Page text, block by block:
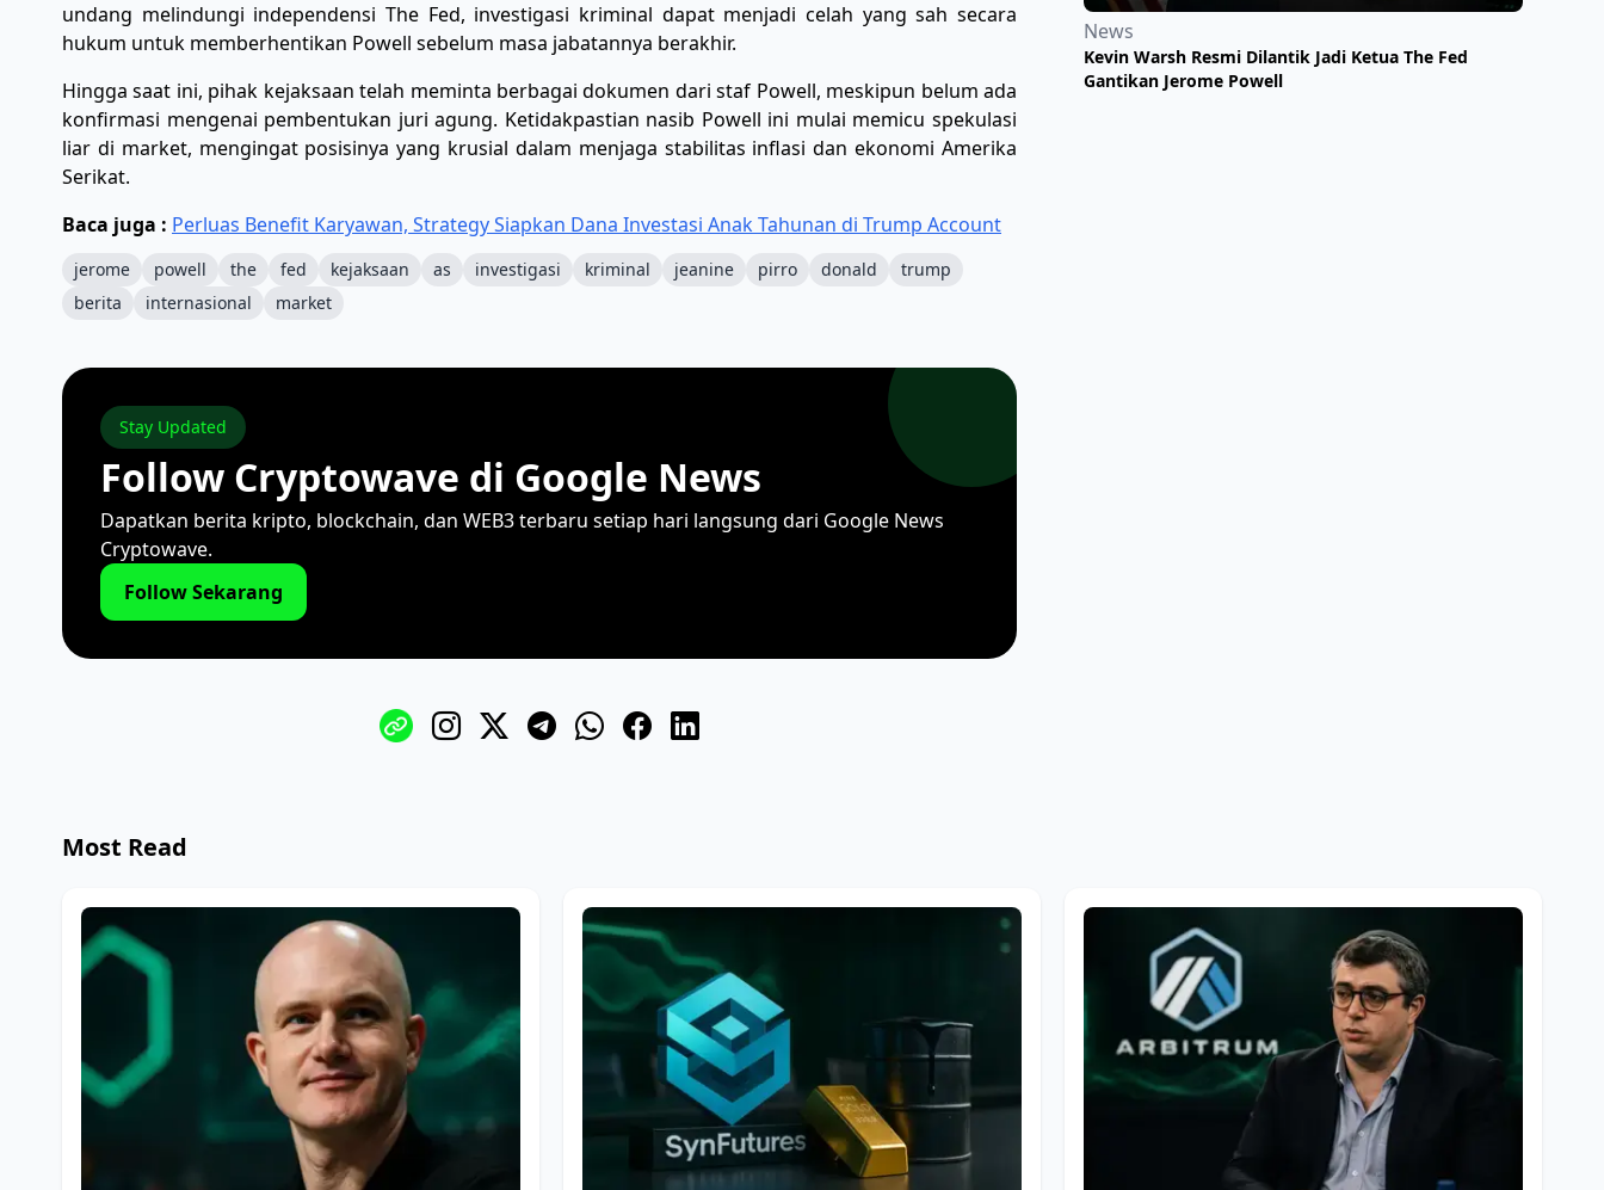
undang melindungi independensi The Fed, investigasi kriminal dapat menjadi celah yang sah secara
hukum untuk memberhentikan Powell sebelum masa jabatannya berakhir.
​Hingga saat ini, pihak kejaksaan telah meminta berbagai dokumen dari staf Powell, meskipun belum ada
konfirmasi mengenai pembentukan juri agung. Ketidakpastian nasib Powell ini mulai memicu spekulasi
liar di market, mengingat posisinya yang krusial dalam menjaga stabilitas inflasi dan ekonomi Amerika
Serikat.
Baca juga : Perluas Benefit Karyawan, Strategy Siapkan Dana Investasi Anak Tahunan di Trump Account
jerome powell the fed kejaksaan as investigasi kriminal jeanine pirro donald
trump
berita
internasional market
Stay Updated
Follow Cryptowave di Google News
Dapatkan berita kripto, blockchain, dan WEB3 terbaru setiap hari langsung dari Google News
Cryptowave.
Follow Sekarang
News
Kevin Warsh Resmi Dilantik Jadi Ketua The Fed
Gantikan Jerome Powell
Most Read